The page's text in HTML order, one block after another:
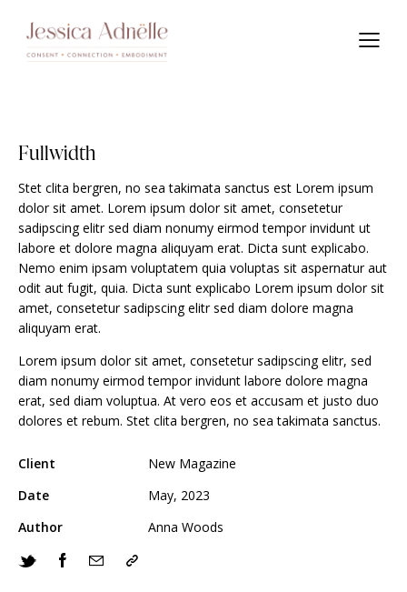
Fullwidth
Stet clita bergren, no sea takimata sanctus est Lorem ipsum
dolor sit amet. Lorem ipsum dolor sit amet, consetetur
sadipscing elitr sed diam nonumy eirmod tempor invidunt ut
labore et dolore magna aliquyam erat. Dicta sunt explicabo.
Nemo enim ipsam voluptatem quia voluptas sit aspernatur aut
odit aut fugit, quia. Dicta sunt explicabo Lorem ipsum dolor sit
amet, consetetur sadipscing elitr sed diam dolore magna
aliquyam erat.
Lorem ipsum dolor sit amet, consetetur sadipscing elitr, sed
diam nonumy eirmod tempor invidunt labore dolore magna
erat, sed diam voluptua. At vero eos et accusam et justo duo
dolores et rebum. Stet clita bergren, no sea takimata sanctus.
Client
New Magazine
Date
May, 2023
Author
Anna Woods